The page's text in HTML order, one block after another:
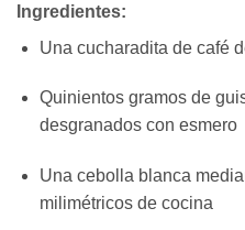
Ingredientes:
Una cucharadita de café
Quinientos gramos de
desgranados con esmero
Una cebolla blanca
milimétricos de cocina